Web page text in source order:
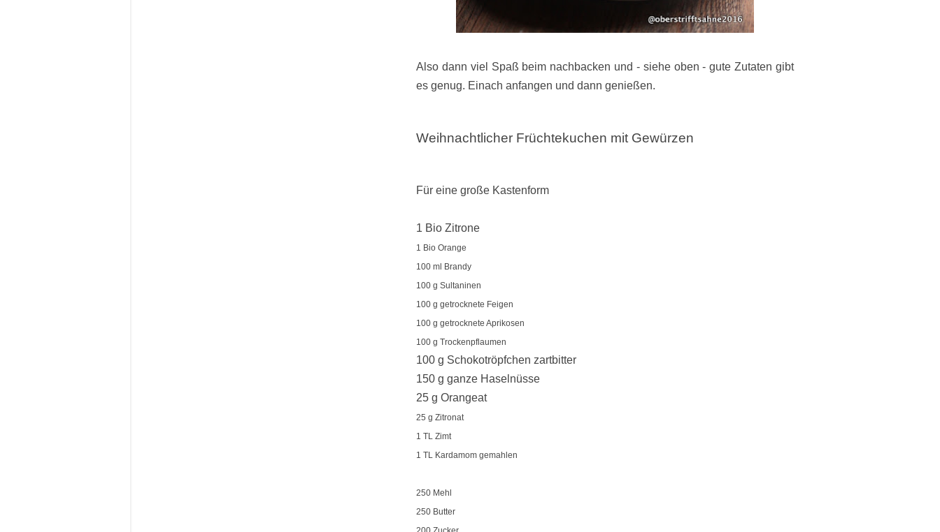
Also dann viel Spaß beim nachbacken und - siehe oben - gute Zutaten gibt
es genug. Einach anfangen und dann genießen.
Weihnachtlicher Früchtekuchen mit Gewürzen
Für eine große Kastenform
1 Bio Zitrone
1 Bio Orange
100 ml Brandy
100 g Sultaninen
100 g getrocknete Feigen
100 g getrocknete Aprikosen
100 g Trockenpflaumen
100 g Schokotröpfchen zartbitter
150 g ganze Haselnüsse
25 g Orangeat
25 g Zitronat
1 TL Zimt
1 TL Kardamom gemahlen
250 Mehl
250 Butter